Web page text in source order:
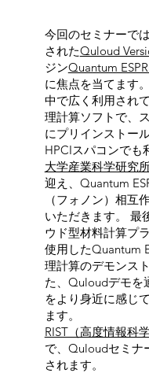
今回のセミナーで
されたQuloud
ジンQuantum
に焦点を当てます
中で広く利用され
理計算ソフトで、
にプリインストー
HPCIスパコンでも
大学産業科学研究
迎え、Quantum
（フォノン）相互
いただきます。 最
ウド型材料計算プ
使用したQuantum
理計算のデモンス
た、Quloudデモを
をより身近に感じ
ます。
RIST（高度情報科
で、Quloudセミナ
されます。